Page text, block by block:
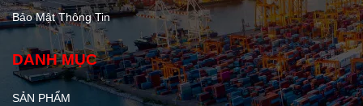
Bảo Mật Thông Tin
DANH MỤC
SẢN PHẨM